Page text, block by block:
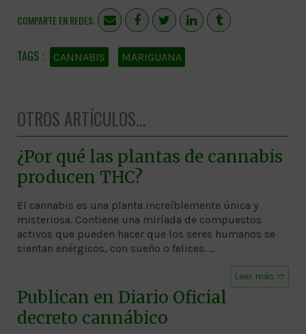
COMPARTE EN REDES:
CANNABIS MARIGUANA
OTROS ARTÍCULOS...
¿Por qué las plantas de cannabis
producen THC?
El cannabis es una planta increíblemente única y
misteriosa. Contiene una miríada de compuestos
activos que pueden hacer que los seres humanos se
sientan enérgicos, con sueño o felices. …
Leer más ➱
Publican en Diario Oficial
decreto cannábico